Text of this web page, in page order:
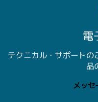
電
テクニカル・サポート
品
メッセ